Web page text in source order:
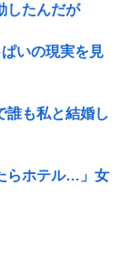
したんだが
いの現実を見
誰も私と結婚し
らホテル…」女